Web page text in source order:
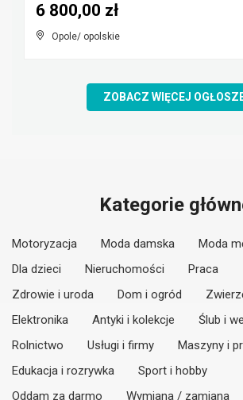
Opole/ opolskie
6 800,00 zł
ZOBACZ WIĘCEJ
Kategorie
Motoryzacja Moda damska
Moda
Dla dzieci
Nieruchomości
Praca
Zdrowie i uroda
Dom i ogród
Elektronika
Antyki i kolekcje
Ślub i
Rolnictwo
Usługi i firmy
Maszyny i
Edukacja i rozrywka
Sport i hobby
Oddam za darmo
Wymiana / zamiana